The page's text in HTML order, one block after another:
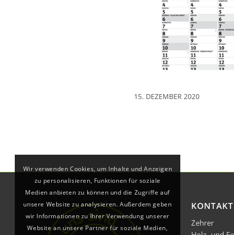
15. DEZEMBER 2020
KONTAKT
Zehrer
Wir verwenden Cookies, um Inhalte und Anzeigen
zu personalisieren, Funktionen für soziale
Medien anbieten zu können und die Zugriffe auf
unsere Website zu analysieren. Außerdem geben
wir Informationen zu Ihrer Verwendung unserer
Website an unsere Partner für soziale Medien,